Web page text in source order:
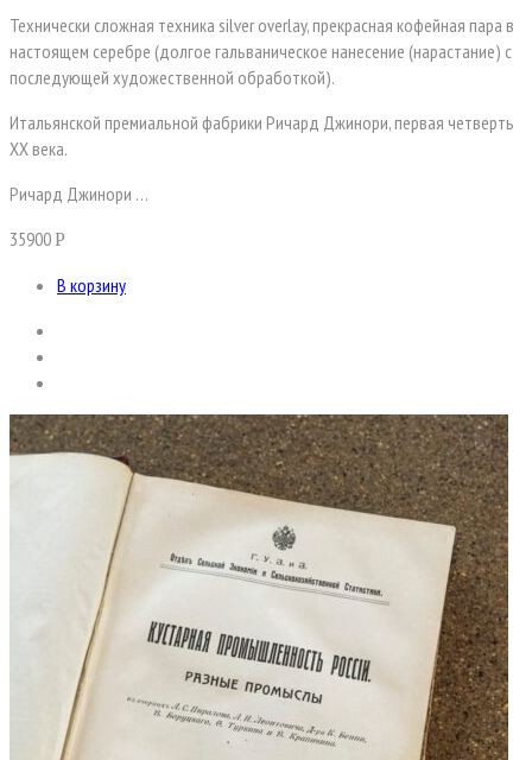
Технически сложная техника silver overlay, прекрасная кофейная пара в
настоящем серебре (долгое гальваническое нанесение (нарастание) с
последующей художественной обработкой).
Итальянской премиальной фабрики Ричард Джинори, первая четверть
XX века.
Ричард Джинори …
35900Р
В корзину